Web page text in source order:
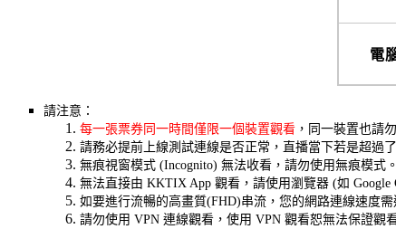
電
請注意：
每一張票券同一時間僅限一個裝置觀看 ，同一裝置也請
請務必提前上線測試連線是否正常，直播當下若是超過
無痕視窗模式 (Incognito) 無法收看，請勿使用無痕模式。
無法直接由 KKTIX App 觀看，請使用瀏覽器 (如 Google
如要進行流暢的高畫質(FHD)串流，您的網路連線速度需
請勿使用 VPN 連線觀看，使用 VPN 觀看恕無法保證觀